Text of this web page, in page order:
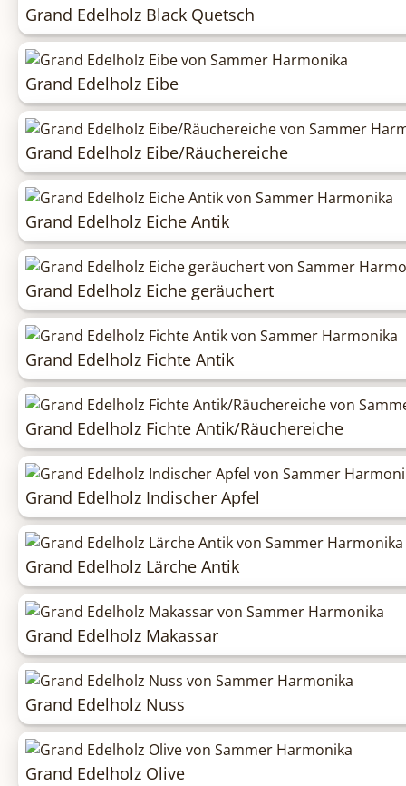
Grand Edelholz Black Quetsch
Grand Edelholz Eibe
Grand Edelholz Eibe/Räuchereiche
Grand Edelholz Eiche Antik
Grand Edelholz Eiche geräuchert
Grand Edelholz Fichte Antik
Grand Edelholz Fichte Antik/Räuchereiche
Grand Edelholz Indischer Apfel
Grand Edelholz Lärche Antik
Grand Edelholz Makassar
Grand Edelholz Nuss
Grand Edelholz Olive